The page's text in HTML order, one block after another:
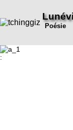
Poésie
: